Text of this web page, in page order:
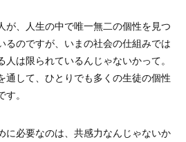
が、人生の中で唯一無二の個性を見つ
るのですが、いまの社会の仕組みでは
は限られているんじゃないかって。
通して、ひとりでも多くの生徒の個性
。
に必要なのは、共感力なんじゃないか